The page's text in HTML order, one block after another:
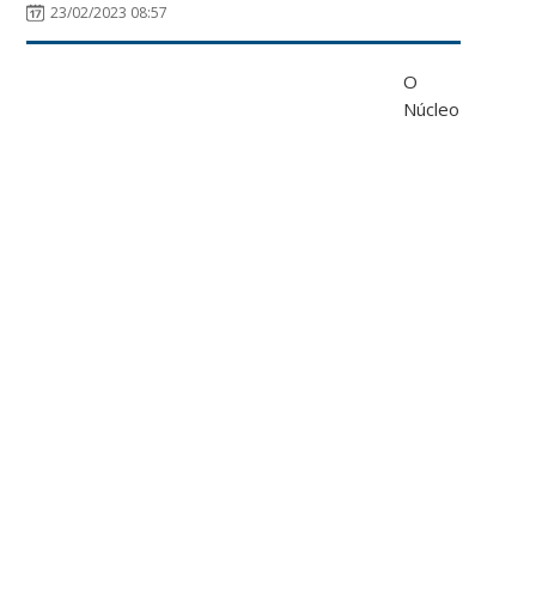
23/02/2023 08:57
O
Núcleo